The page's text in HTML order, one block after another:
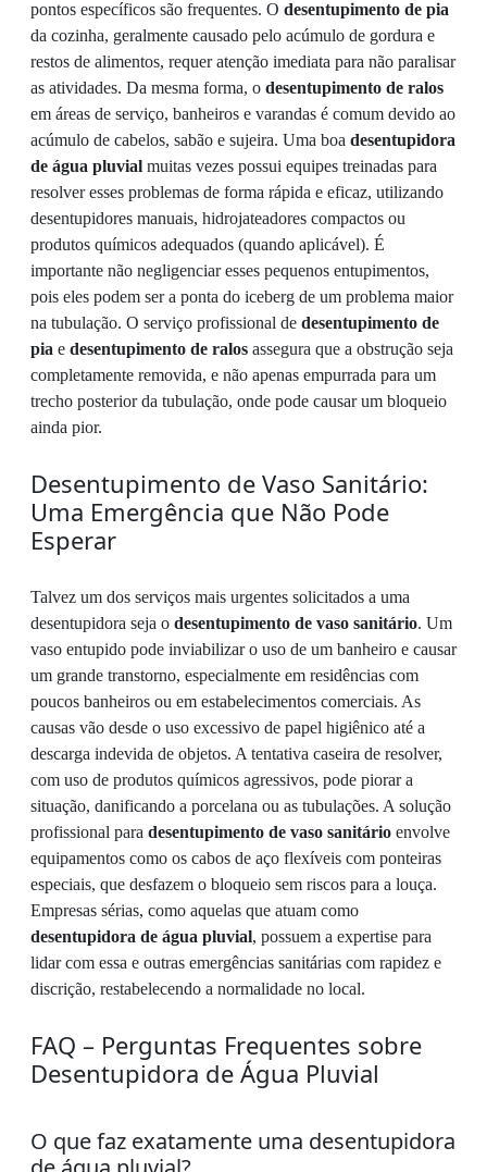
pontos específicos são frequentes. O desentupimento de pia
da cozinha, geralmente causado pelo acúmulo de gordura e
restos de alimentos, requer atenção imediata para não paralisar
as atividades. Da mesma forma, o desentupimento de ralos
em áreas de serviço, banheiros e varandas é comum devido ao
acúmulo de cabelos, sabão e sujeira. Uma boa desentupidora
de água pluvial muitas vezes possui equipes treinadas para
resolver esses problemas de forma rápida e eficaz, utilizando
desentupidores manuais, hidrojateadores compactos ou
produtos químicos adequados (quando aplicável). É
importante não negligenciar esses pequenos entupimentos,
pois eles podem ser a ponta do iceberg de um problema maior
na tubulação. O serviço profissional de desentupimento de
pia e desentupimento de ralos assegura que a obstrução seja
completamente removida, e não apenas empurrada para um
trecho posterior da tubulação, onde pode causar um bloqueio
ainda pior.
Desentupimento de Vaso Sanitário:
Uma Emergência que Não Pode
Esperar
Talvez um dos serviços mais urgentes solicitados a uma
desentupidora seja o desentupimento de vaso sanitário. Um
vaso entupido pode inviabilizar o uso de um banheiro e causar
um grande transtorno, especialmente em residências com
poucos banheiros ou em estabelecimentos comerciais. As
causas vão desde o uso excessivo de papel higiênico até a
descarga indevida de objetos. A tentativa caseira de resolver,
com uso de produtos químicos agressivos, pode piorar a
situação, danificando a porcelana ou as tubulações. A solução
profissional para desentupimento de vaso sanitário envolve
equipamentos como os cabos de aço flexíveis com ponteiras
especiais, que desfazem o bloqueio sem riscos para a louça.
Empresas sérias, como aquelas que atuam como
desentupidora de água pluvial, possuem a expertise para
lidar com essa e outras emergências sanitárias com rapidez e
discrição, restabelecendo a normalidade no local.
FAQ – Perguntas Frequentes sobre
Desentupidora de Água Pluvial
O que faz exatamente uma desentupidora